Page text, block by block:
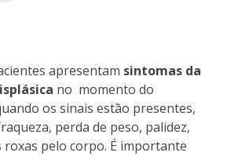
apresentam sintomas da
no momento do
os sinais estão presentes,
perda de peso, palidez,
roxas pelo corpo. É importante